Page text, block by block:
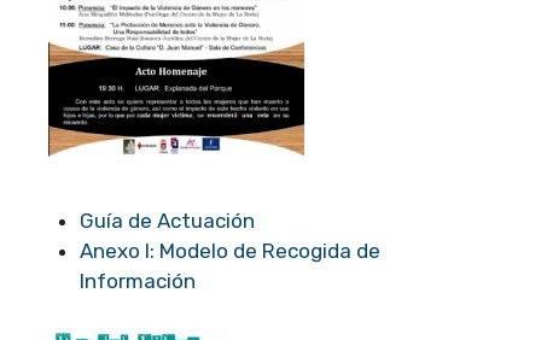
Guía de Actuación
Anexo I: Modelo de Recogida de
Información